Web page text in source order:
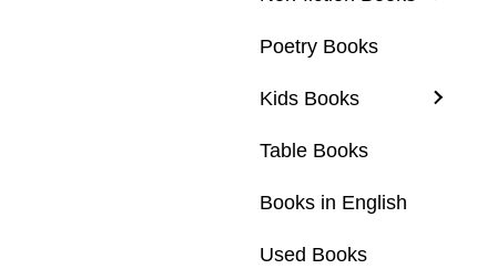
Poetry Books
Kids Books
Table Books
Books in English
Used Books